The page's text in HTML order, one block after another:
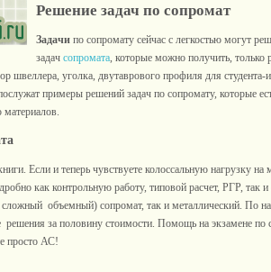
Решение задач по сопромат
Задачипо сопромату сейчас с легкостью могут
задач сопромата, которые можно получить, только
швеллера, уголка, двутаврового профиля для студента-
примеры решений задач по сопромату, которые
Если и теперь чувствуете колоссальную нагрузку
как контрольную работу, типовой расчет, РГР,
объемный) сопромат, так и металлический. По
за половину стоимости. Помощь на экзамене по
просто АС!